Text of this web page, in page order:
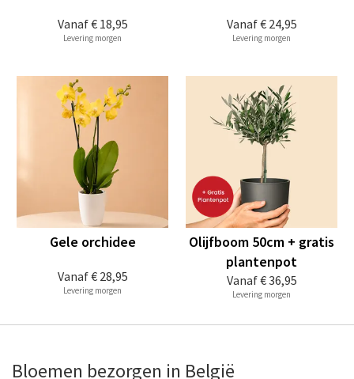
Vanaf€ 18,95
Levering morgen
Vanaf€ 24,95
Levering morgen
Vanaf€ 28,95
Gele orchidee
Levering morgen
Vanaf€ 36,95
Olijfboom 50cm + gratis
plantenpot
Levering morgen
Bloemen bezorgen in België